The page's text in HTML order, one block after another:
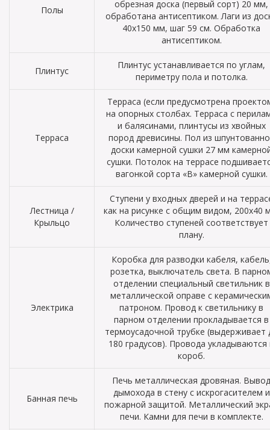
Полы
обрезная доска (первый сорт) 20 мм,
обработана антисептиком. Лаги из
40х150 мм, шаг 59 см. Обработка
антисептиком.
Плинтус
Плинтус устанавливается по углам,
периметру пола и потолка.
Терраса
Терраса (если предусмотрена
на опорных столбах. Терраса с
и балясинами, плинтусы из хвойных
пород древисины. Пол из
доски камерной сушки 27 мм
сушки. Потолок на террасе
вагонкой сорта «В» камерной сушки.
Лестница /
Крыльцо
Ступени у входных дверей и на
как на рисунке с общим видом, 200х40
Количество ступеней соответствует
плану.
Электрика
Коробка для разводки кабеля,
розетка, выключатель света. В
отделении специальный светильник в
металлической оправе с
патроном. Провод к светильнику в
парном отделении прокладывается в
термоусадочной трубке (выдерживает
180 градусов). Провода укладываются
короб.
Банная печь
Печь металлическая дровяная. Вывод
дымохода в стену с искрогасителем и
пожарной защитой. Металлический
печи. Камни для печи в комплекте.